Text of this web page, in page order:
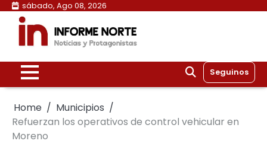
Skip
content
sábado, Ago 08, 2026
Seguinos
Home
Municipios
Refuerzan los operativos de control vehicular en
Moreno